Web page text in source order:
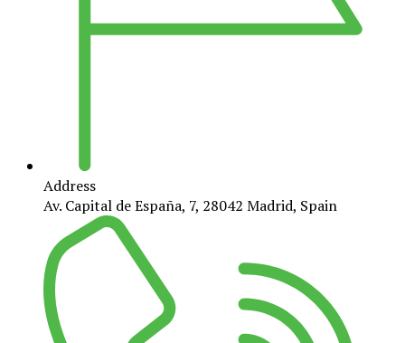
Address
Av. Capital de España, 7, 28042 Madrid, Spain